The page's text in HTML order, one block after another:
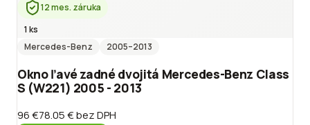
12 mes. záruka
1 ks
Mercedes-Benz
2005–2013
Okno ľavé zadné dvojitá Mercedes-Benz Class
S (W221) 2005 - 2013
96 €78.05 €bez DPH